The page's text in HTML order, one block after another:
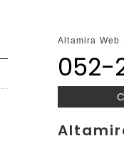
Altamira Web
052-